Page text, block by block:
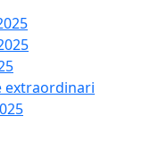
extraordinari